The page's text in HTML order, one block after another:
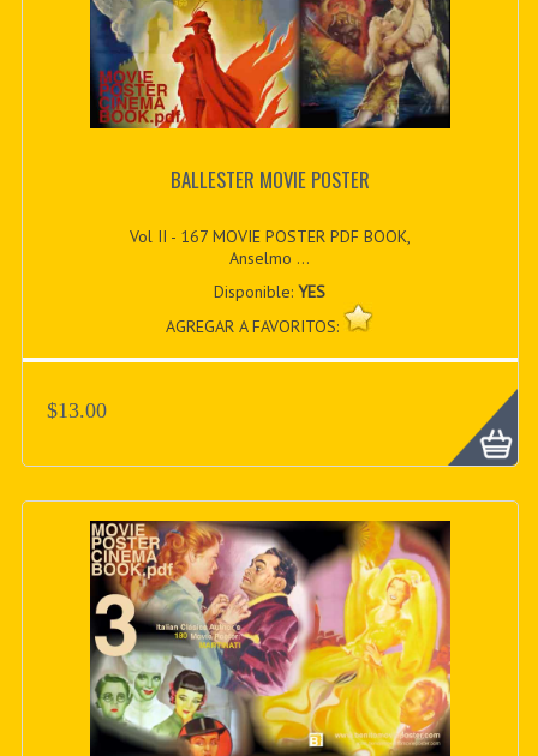
BALLESTER MOVIE POSTER
Vol II - 167 MOVIE POSTER PDF BOOK,
Anselmo ...
Disponible:YES
AGREGAR A FAVORITOS:
$13.00